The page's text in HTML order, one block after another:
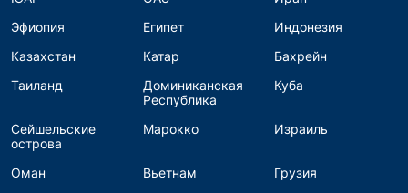
Эфиопия
Египет
Индонезия
Казахстан
Катар
Бахрейн
Таиланд
Доминиканская
Республика
Куба
Сейшельские
острова
Марокко Израиль
Оман Вьетнам
Грузия